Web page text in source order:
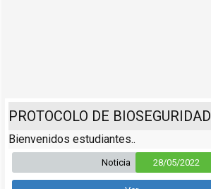
PROTOCOLO DE BIOSEGURIDAD
Bienvenidos estudiantes..
Noticia 28/05/2022